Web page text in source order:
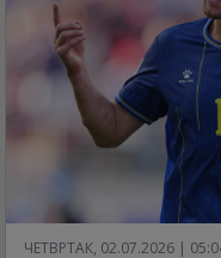
ЧЕТВРТАК, 02.07.2026 |